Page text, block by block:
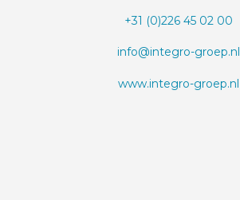
+31 (0)226 45 02 00
info@integro-groep.nl
www.integro-groep.nl